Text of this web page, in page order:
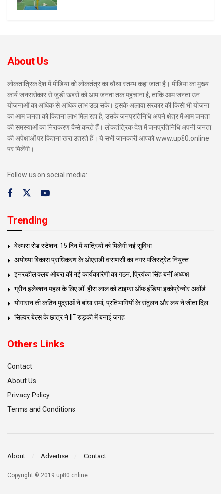
About Us
लोकतांत्रिक देश में मीडिया को लोकतंत्र का चौथा स्तम्भ कहा जाता है। मीडिया का मुख्य
कार्य जनसरोकार से जुड़ी खबरों को आम जनता तक पहुंचाना है, ताकि आम जनता उन
योजनाओं का अधिक से अधिक लाभ उठा सके। इसके अलावा सरकार की किसी भी योजना
का आम जनता को कितना लाभ मिल रहा है, उसके जनप्रतिनिधि अपने क्षेत्र में आम जनता
की समस्याओं का निराकरण कैसे करते हैं। लोकतंत्रिक देश में जनप्रतिनिधि अपनी जनता
की अपेक्षाओं पर कितना खरा उतरते हैं। ये सभी जानकारी आपको www.up80.online
पर मिलेंगी।
Follow us on social media:
Trending
बेल्थरा रोड स्टेशन: 15 दिन में यात्रियों को मिलेगी नई सुविधा
अयोध्या विकास प्राधिकरण के ओएसडी वाराणसी का नगर मजिस्ट्रेट नियुक्त
इनरव्हील क्लब ओबरा की नई कार्यकारिणी का गठन, प्रियंका सिंह बनीं अध्यक्ष
ग्रीन इलेक्शन पहल के लिए डॉ. हीरा लाल को टाइम्स ऑफ इंडिया इकोप्रेन्योर अवॉर्ड
योगासन की कठिन मुद्राओं ने बांधा समां, प्रतिभागियों के संतुलन और लय ने जीता दिल
सिल्वर बेल्स के छात्र ने IIT रुड़की में बनाई जगह
Others Links
Contact
About Us
Privacy Policy
Terms and Conditions
About Advertise Contact
Copyright © 2019 up80.online